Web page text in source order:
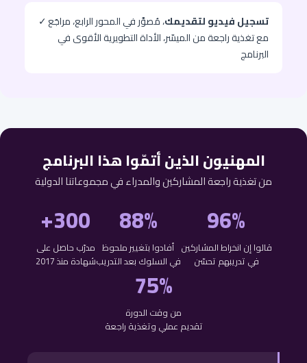
✓ تسجيل فيديو لتقديمك، مُصوَّر في المحور الرابع، مراجَع
مع تغذية راجعة من الميسّر، الأداة التطويرية الأقوى في
البرنامج
المهنيون الذين أتمّوا هذا البرنامج
من تغذية راجعة المشاركين والمدراء في مجموعاتنا الدولية
96%
قالوا إن انخراط المشاركين
في تدريبهم تحسّن
88%
أفادوا بتغيير ملحوظ
في السلوك بعد التدريب
300+
مدرّب حاصل على
شهادة منذ 2017
75%
من وقت الدورة
تقديم عملي وتغذية راجعة